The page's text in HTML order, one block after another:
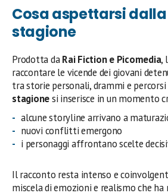
Cosa aspettarsi
stagione
Prodotta daRai Fiction e Picomedia,
raccontare le vicende dei giovani
tra storie personali, drammi e percorsi
stagionesi inserisce in un momento
alcune storyline arrivano a
nuovi conflitti emergono
i personaggi affrontano scelte
Il racconto resta intenso e
miscela di emozioni e realismo che ha